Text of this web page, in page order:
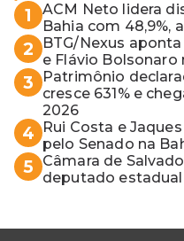
1
ACM Neto lidera
Bahia com 48,9%,
2
BTG/Nexus
e Flávio Bolsonaro
3
Patrimônio
cresce 631% e
2026
4
Rui Costa e
pelo Senado na
5
Câmara de
deputado estadual